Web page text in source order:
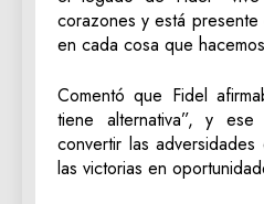
corazones y está
en cada cosa que
Comentó que Fidel
tiene alternativa”, y
convertir las
las victorias en